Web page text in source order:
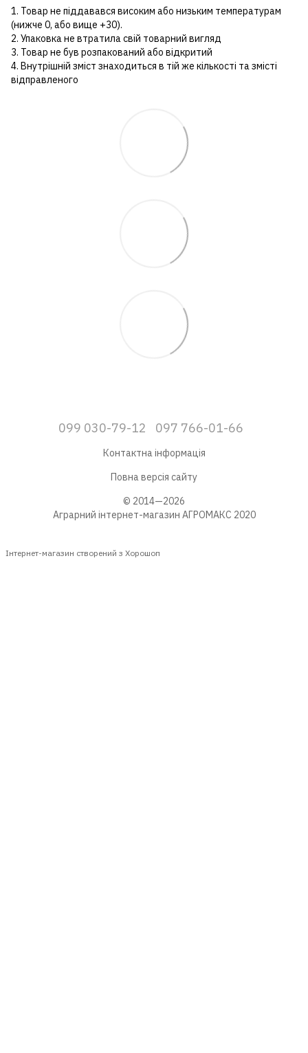
1. Товар не піддавався високим або низьким температурам
(нижче 0, або вище +30).
2. Упаковка не втратила свій товарний вигляд
3. Товар не був розпакований або відкритий
4. Внутрішній зміст знаходиться в тій же кількості та змісті
відправленого
099 030-79-12 097 766-01-66
Контактна інформація
Повна версія сайту
© 2014—2026
Аграрний інтернет-магазин АГРОМАКС 2020
Інтернет-магазин створений з Хорошоп